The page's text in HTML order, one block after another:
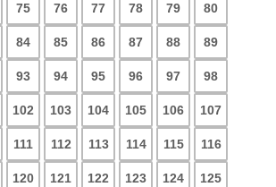
75 76 77 78 79 80
84 85 86 87 88 89
93 94 95 96 97 98
102 103 104 105 106 107
111 112 113 114 115 116
120 121 122 123 124 125